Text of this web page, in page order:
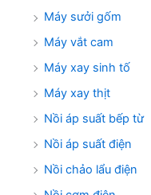
Máy sưởi gốm
Máy vắt cam
Máy xay sinh tố
Máy xay thịt
Nồi áp suất bếp từ
Nồi áp suất điện
Nồi chảo lẩu điện